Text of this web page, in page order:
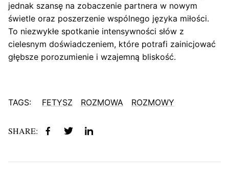
jednak szansę na zobaczenie partnera w nowym
świetle oraz poszerzenie wspólnego języka miłości.
To niezwykłe spotkanie intensywności słów z
cielesnym doświadczeniem, które potrafi zainicjować
głębsze porozumienie i wzajemną bliskość.
TAGS: FETYSZ ROZMOWA ROZMOWY
SHARE: